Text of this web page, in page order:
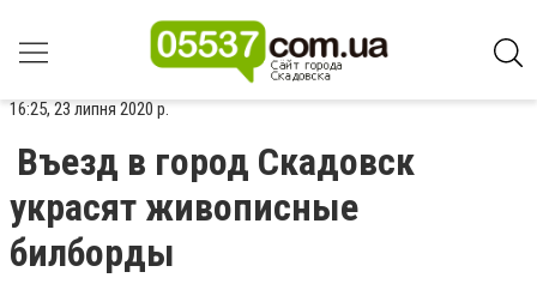
16:25, 23 липня 2020 р.
Въезд в город Скадовск
украсят живописные
билборды